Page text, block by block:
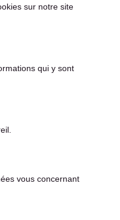
sur notre site
qui y sont
vous concernant